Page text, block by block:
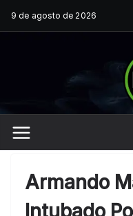
Saltar
al
9 de agosto de 2026
Armando
Intubado